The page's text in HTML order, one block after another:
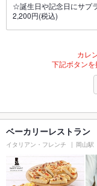
☆誕生日や記念日にサプ
2,200円(税込)
カレ
下記ボタンを
ベーカリーレストラ
イタリアン・フレンチ 岡山駅